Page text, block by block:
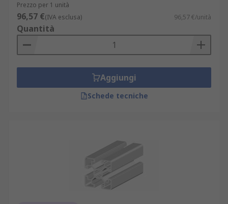
Prezzo per 1 unità
96,57 €(IVA esclusa) 96,57 €/unità
Quantità
Aggiungi
Schede tecniche